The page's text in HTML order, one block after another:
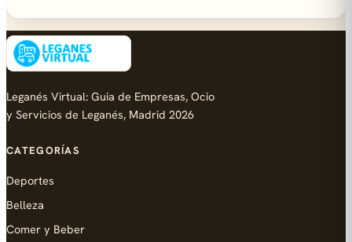
Leganés Virtual: Guia de Empresas, Ocio
y Servicios de Leganés, Madrid 2026
CATEGORÍAS
Deportes
Belleza
Comer y Beber